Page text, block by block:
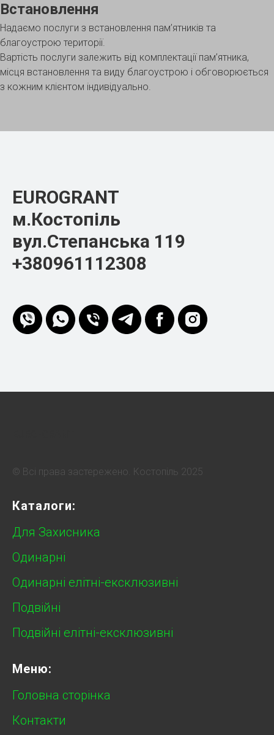
Встановлення
Надаємо послуги з встановлення пам’ятників та
благоустрою території.
Вартість послуги залежить від комплектації пам’ятника,
місця встановлення та виду благоустрою і обговорюється
з кожним клієнтом індивідуально.
EUROGRANT
м.Костопіль
вул.Степанська 119
+380961112308
© Всі права застережено. Костопіль 2025
Каталоги:
Для Захисника
Одинарні
Одинарні елітні-ексклюзивні
Подвійні
Подвійні елітні-ексклюзивні
Меню:
Головна сторінка
Контакти